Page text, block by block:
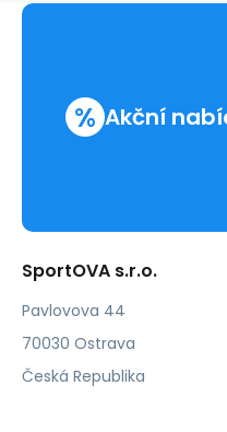
% Akční
SportOVA s.r.o.
Pavlovova 44
70030 Ostrava
Česká Republika